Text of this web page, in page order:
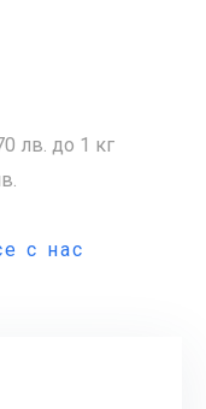
лв. до 1 кг
с нас